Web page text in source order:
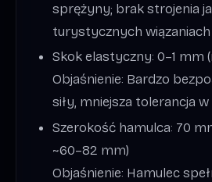
sprężyny; brak strojenia
turystycznych wiązaniach
Skok elastyczny: 0–1 mm
Objaśnienie: Bardzo
siły, mniejsza tolerancja
Szerokość hamulca: 70
~60–82 mm)
Objaśnienie: Hamulec